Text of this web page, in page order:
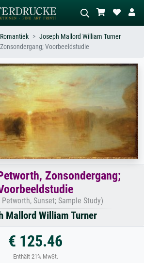
stijl – bijv.
Beschrijf de scène – bijv. groene
weide, abstract met veel rood, donker
olieverfschilderij, staand naakt naast
Romantiek
Joseph Mallord William Turner
Voorbeeldstudie
Zonsondergang;
Petworth, Sunset; Sample Study)
Mallord William Turner
€ 125.46
Enthält 21% MwSt.